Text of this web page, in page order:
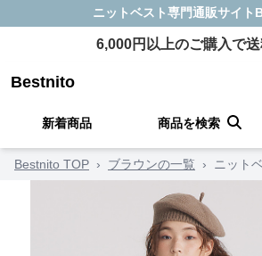
ニットベスト専門通販サイト
6,000円以上のご購入で
Bestnito
新着商品 商品を検索
Bestnito TOP › ブラウンの一覧 › ニット